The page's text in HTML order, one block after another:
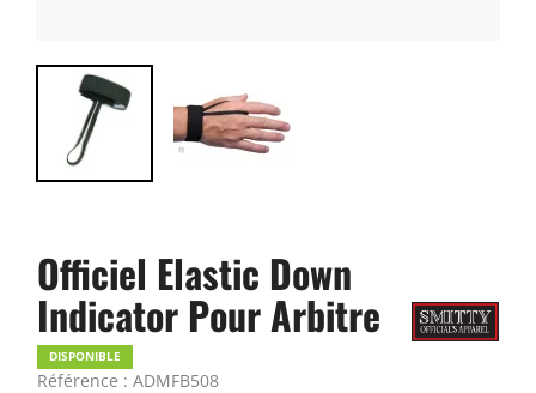
Officiel Elastic Down
Indicator Pour Arbitre
Référence : ADMFB508
DISPONIBLE